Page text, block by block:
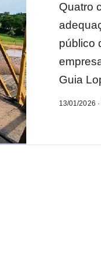
Quatro
público
Guia
13/01/2026